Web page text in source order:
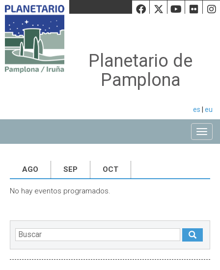
Facebook
Twiiter
Planetario de
Pamplona
es eu
AGO SEP OCT
No hay eventos programados.